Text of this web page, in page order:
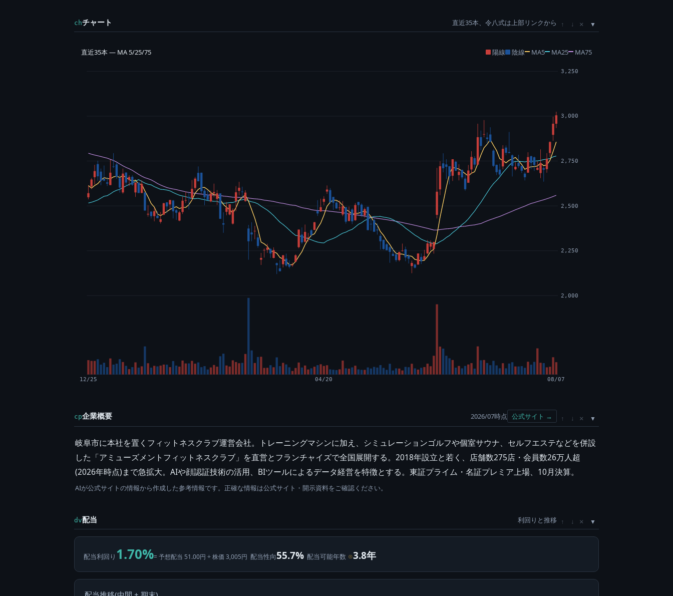
chチャート 直近35本、令八式は上部リンクから ↑ ↓ ×
直近35本 — MA 5/25/75 陽線 陰線 MA5 MA25 MA75
2,000
2,250
2,500
2,750
3,000
3,250
12/25 04/20 08/07
cp企業概要 2026/07時点 公式サイト → ↑ ↓ ×
岐阜市に本社を置くフィットネスクラブ運営会社。トレーニングマシンに加え、シミュレーションゴルフや個室サウナ、セルフエステなどを併設
した「アミューズメントフィットネスクラブ」を直営とフランチャイズで全国展開する。2018年設立と若く、店舗数275店・会員数26万人超
(2026年時点)まで急拡大。AIや顔認証技術の活用、BIツールによるデータ経営を特徴とする。東証プライム・名証プレミア上場、10月決算。
AIが公式サイトの情報から作成した参考情報です。正確な情報は公式サイト・開示資料をご確認ください。
dv配当 利回りと推移 ↑ ↓ ×
配当利回り 1.70%= 予想配当 51.00円 ÷ 株価 3,005円 配当性向55.7% 配当可能年数 ⊙3.8年